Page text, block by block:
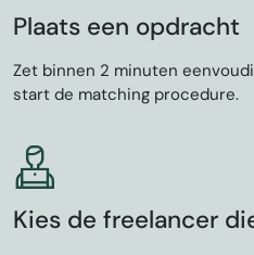
Plaats een opdracht
Zet binnen 2 minuten
start de matching procedure.
Kies de freelancer